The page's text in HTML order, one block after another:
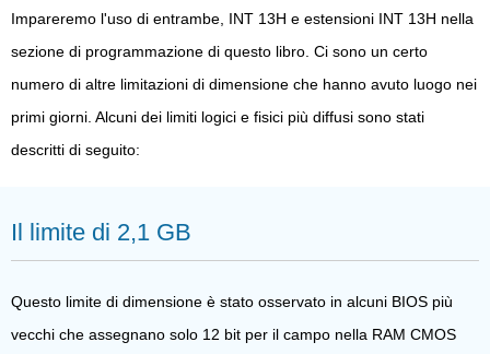
Impareremo l'uso di entrambe, INT 13H e estensioni INT 13H nella
sezione di programmazione di questo libro. Ci sono un certo
numero di altre limitazioni di dimensione che hanno avuto luogo nei
primi giorni. Alcuni dei limiti logici e fisici più diffusi sono stati
descritti di seguito:
Il limite di 2,1 GB
Questo limite di dimensione è stato osservato in alcuni BIOS più
vecchi che assegnano solo 12 bit per il campo nella RAM CMOS